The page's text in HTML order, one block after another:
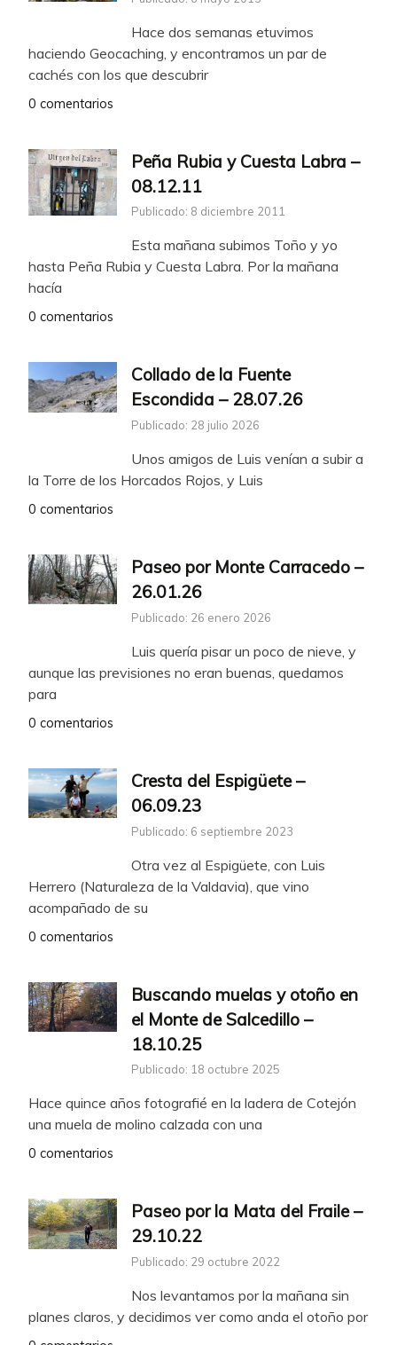
Hace dos semanas etuvimos
haciendo Geocaching, y encontramos un par de
cachés con los que descubrir
0 comentarios
Peña Rubia y Cuesta Labra –
08.12.11
Publicado: 8 diciembre 2011
Esta mañana subimos Toño y yo
hasta Peña Rubia y Cuesta Labra. Por la mañana
hacía
0 comentarios
Collado de la Fuente
Escondida – 28.07.26
Publicado: 28 julio 2026
Unos amigos de Luis venían a subir a
la Torre de los Horcados Rojos, y Luis
0 comentarios
Paseo por Monte Carracedo –
26.01.26
Publicado: 26 enero 2026
Luis quería pisar un poco de nieve, y
aunque las previsiones no eran buenas, quedamos
para
0 comentarios
Cresta del Espigüete –
06.09.23
Publicado: 6 septiembre 2023
Otra vez al Espigüete, con Luis
Herrero (Naturaleza de la Valdavia), que vino
acompañado de su
0 comentarios
Buscando muelas y otoño en
el Monte de Salcedillo –
18.10.25
Publicado: 18 octubre 2025
Hace quince años fotografié en la ladera de Cotejón
una muela de molino calzada con una
0 comentarios
Paseo por la Mata del Fraile –
29.10.22
Publicado: 29 octubre 2022
Nos levantamos por la mañana sin
planes claros, y decidimos ver como anda el otoño por